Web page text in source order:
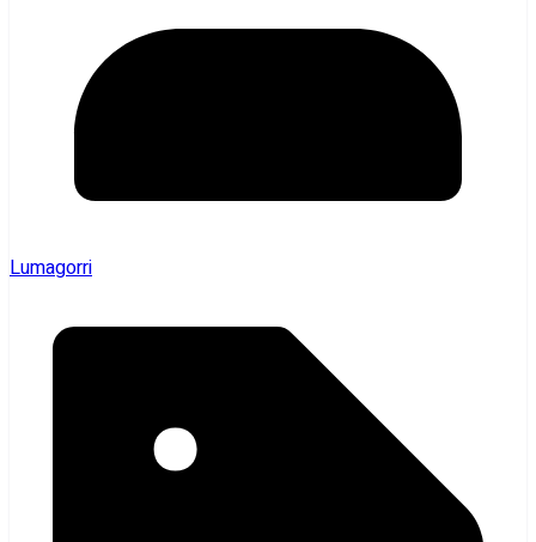
Lumagorri